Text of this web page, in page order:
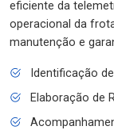
eficiente da
operacional da
manutenção e
Identificação
Elaboração de